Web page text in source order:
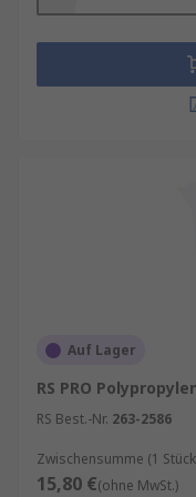
Typische Varianten:
Klassische
hohe
Laboranalysen,
Auf Lager
RS PRO
RS Best.-Nr. 263-2586
Zwischensumme (1
15,80 €(ohne MwSt.)